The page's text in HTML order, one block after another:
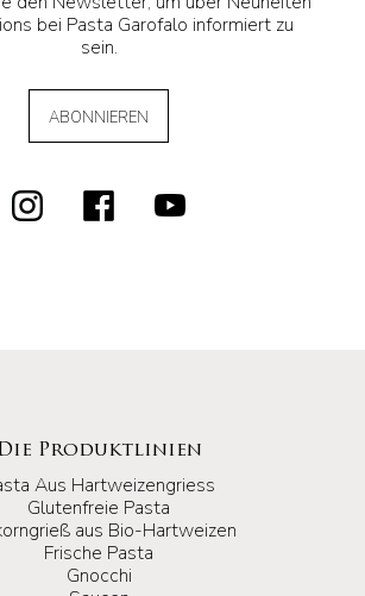
bei Pasta Garofalo informiert zu
sein.
ABONNIEREN
Die Produktlinien
Aus Hartweizengriess
Glutenfreie Pasta
aus Bio-Hartweizen
Frische Pasta
Gnocchi